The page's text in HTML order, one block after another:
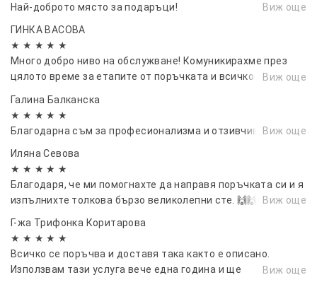
Най-доброто място за подаръци!
Виж още
ГИНКА ВАСОВА
★ ★ ★ ★ ★
Много добро ниво на обслужване! Комуникирахме през
цялото време за етапите от поръчката и всичко дойде
Виж още
Галина Балканска
★ ★ ★ ★ ★
Благодарна съм за професионализма и отзивчивостта
Виж още
Иляна Севова
★ ★ ★ ★ ★
Благодаря, че ми помогнахте да направя поръчката си и я
изпълнихте толкова бързо великолепни сте. 🙌🙌🙌🙌Виж още
Г-жа Трифонка Коритарова
★ ★ ★ ★ ★
Всичко се поръчва и доставя така както е описано.
Използвам тази услуга вече една година и ще
Виж още